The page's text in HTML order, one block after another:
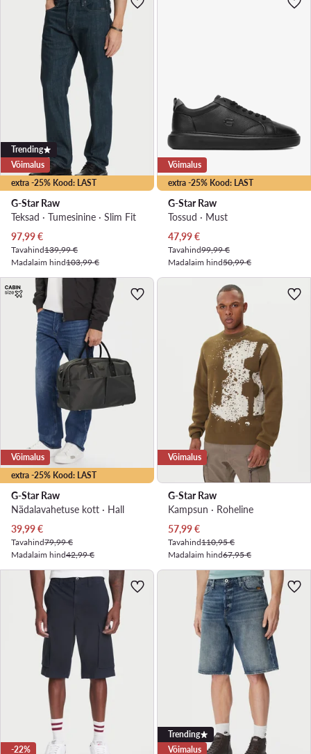
extra -25% Kood: LAST
Trending
Võimalus
G-Star Raw
Teksad · Tumesinine · Slim Fit
Praegune hind
97,99€
Tavahind139,99 €
Madalaim hind103,99 €
extra -25% Kood: LAST
Võimalus
G-Star Raw
Tossud · Must
Praegune hind
47,99€
Tavahind99,99 €
Madalaim hind50,99 €
extra -25% Kood: LAST
Võimalus
G-Star Raw
Nädalavahetuse kott · Hall
Praegune hind
39,99€
Tavahind79,99 €
Madalaim hind42,99 €
Võimalus
G-Star Raw
Kampsun · Roheline
Praegune hind
57,99€
Tavahind110,95 €
Madalaim hind67,95 €
-22%
Trending
Võimalus